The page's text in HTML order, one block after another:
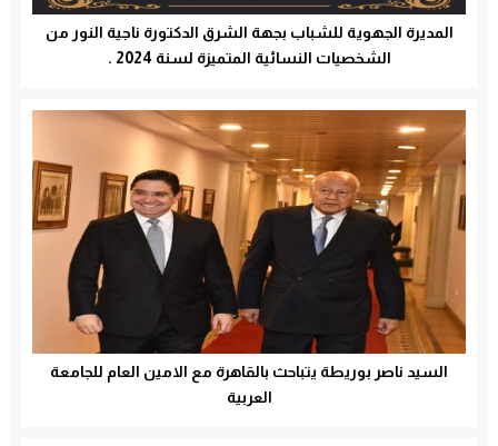
المديرة الجهوية للشباب بجهة الشرق الدكتورة ناجية النور من
الشخصيات النسائية المتميزة لسنة 2024 .
السيد ناصر بوريطة يتباحث بالقاهرة مع الامين العام للجامعة
العربية